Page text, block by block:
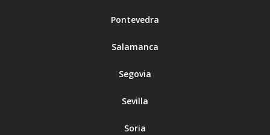
Pontevedra
Salamanca
Segovia
Sevilla
Soria